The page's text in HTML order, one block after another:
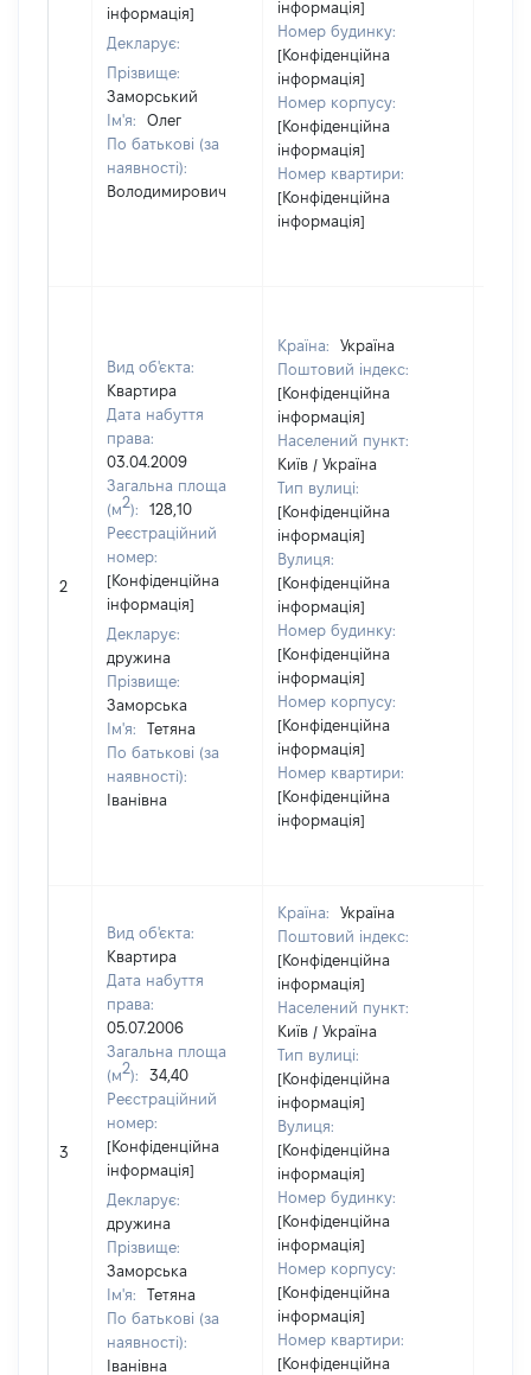
інформація]
Декларує:
Прізвище:
Заморський
Ім'я:
Олег
По батькові (за
наявності):
Володимирович
інформація]
Номер будинку:
[Конфіденційна
інформація]
Номер корпусу:
[Конфіденційна
інформація]
Номер квартири:
[Конфіденційна
інформація]
2
Вид об'єкта:
Квартира
Дата набуття
права:
03.04.2009
Загальна площа
(м2):
128,10
Реєстраційний
номер:
[Конфіденційна
інформація]
Декларує:
дружина
Прізвище:
Заморська
Ім'я:
Тетяна
По батькові (за
наявності):
Іванівна
Країна:
Україна
Поштовий індекс:
[Конфіденційна
інформація]
Населений пункт:
Київ / Україна
Тип вулиці:
[Конфіденційна
інформація]
Вулиця:
[Конфіденційна
інформація]
Номер будинку:
[Конфіденційна
інформація]
Номер корпусу:
[Конфіденційна
інформація]
Номер квартири:
[Конфіденційна
інформація]
3
Вид об'єкта:
Квартира
Дата набуття
права:
05.07.2006
Загальна площа
(м2):
34,40
Реєстраційний
номер:
[Конфіденційна
інформація]
Декларує:
дружина
Прізвище:
Заморська
Ім'я:
Тетяна
По батькові (за
наявності):
Іванівна
Країна:
Україна
Поштовий індекс:
[Конфіденційна
інформація]
Населений пункт:
Київ / Україна
Тип вулиці:
[Конфіденційна
інформація]
Вулиця:
[Конфіденційна
інформація]
Номер будинку:
[Конфіденційна
інформація]
Номер корпусу:
[Конфіденційна
інформація]
Номер квартири:
[Конфіденційна